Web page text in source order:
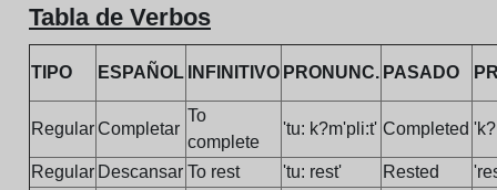
Tabla de Verbos
TIPO ESPAÑOL INFINITIVO PRONUNC. PASADO
RegularCompletar
To
complete
'tu: k?m'pli:t' Completed
Regular Descansar To rest 'tu: rest' Rested